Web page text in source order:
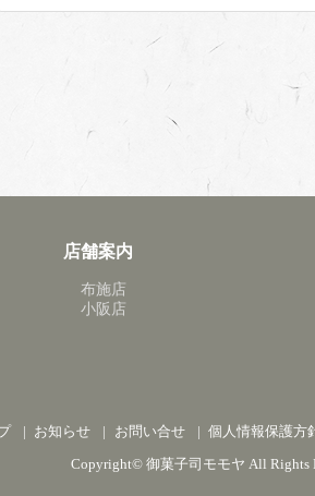
店舗案内
布施店
小阪店
お知らせ お問い合せ 個人情報保護方
Copyright© 御菓子司モモヤ All Rights